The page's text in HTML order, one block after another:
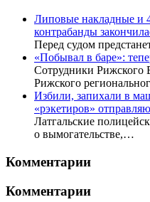
Липовые накладные и
контрабанды
Перед судом
«Побывал в баре»:
Сотрудники Рижского
Рижского
Избили, запихали в
«рэкетиров»
Латгальские
о вымогательстве,…
Комментарии
Комментарии